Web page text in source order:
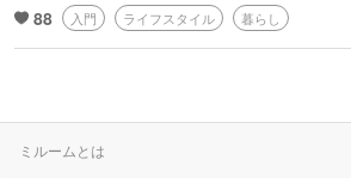
あなたも大相撲沼へ、がっぷり四つでご案内し
🌟NHK大相撲取材の経験から培った力士との
ーション」「どすこいチームマネジメント」
88 入門 ライフスタイル 暮らし
ミルームとは